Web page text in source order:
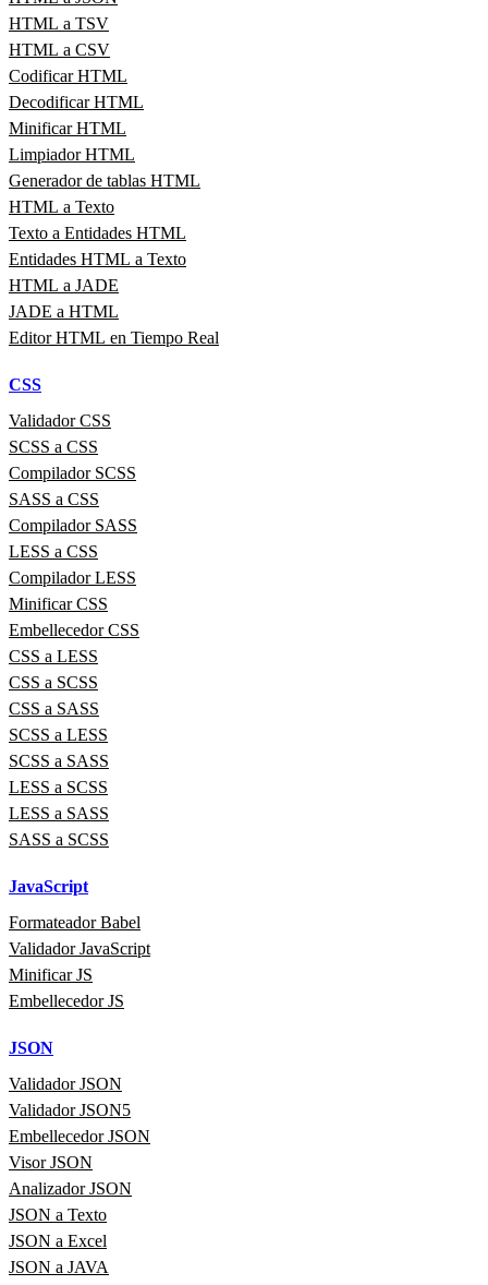
HTML a TSV
HTML a CSV
Codificar HTML
Decodificar HTML
Minificar HTML
Limpiador HTML
Generador de tablas HTML
HTML a Texto
Texto a Entidades HTML
Entidades HTML a Texto
HTML a JADE
JADE a HTML
Editor HTML en Tiempo Real
CSS
Validador CSS
SCSS a CSS
Compilador SCSS
SASS a CSS
Compilador SASS
LESS a CSS
Compilador LESS
Minificar CSS
Embellecedor CSS
CSS a LESS
CSS a SCSS
CSS a SASS
SCSS a LESS
SCSS a SASS
LESS a SCSS
LESS a SASS
SASS a SCSS
JavaScript
Formateador Babel
Validador JavaScript
Minificar JS
Embellecedor JS
JSON
Validador JSON
Validador JSON5
Embellecedor JSON
Visor JSON
Analizador JSON
JSON a Texto
JSON a Excel
JSON a JAVA